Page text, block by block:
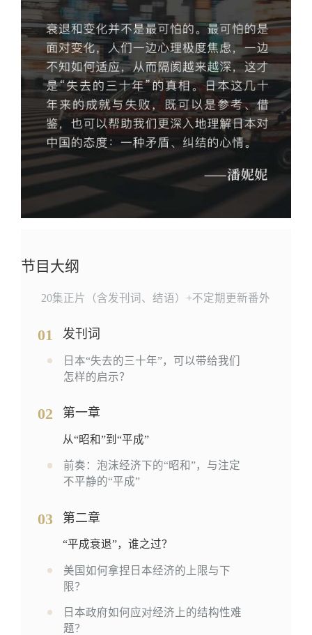
节目大纲
20集正片（含发刊词、结语）+不定期更新番外
01 发刊词
日本“失去的三十年”，可以带给我们
怎样的启示？
02 第一章
从“昭和”到“平成”
前奏：泡沫经济下的“昭和”，与注定
不平静的“平成”
03 第二章
“平成衰退”，谁之过？
美国如何拿捏日本经济的上限与下
限？
日本政府如何应对经济上的结构性难
题？